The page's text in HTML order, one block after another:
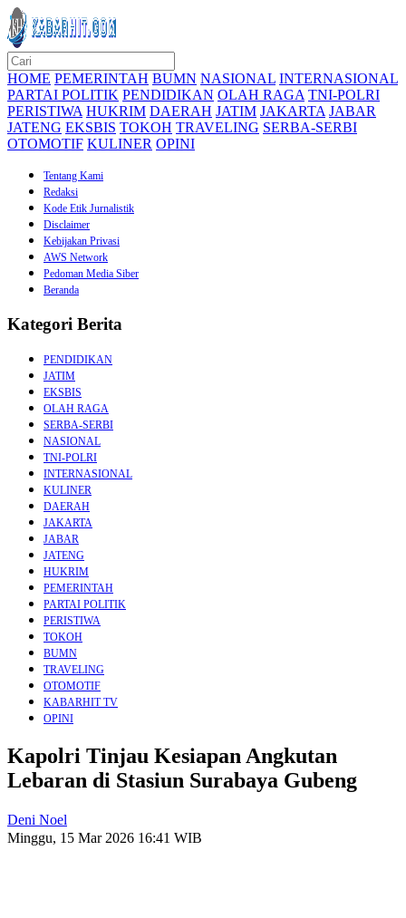
HOME PEMERINTAH BUMN NASIONAL INTERNASIONAL
PARTAI POLITIK PENDIDIKAN OLAH RAGA TNI-POLRI
PERISTIWA HUKRIM DAERAH JATIM JAKARTA JABAR
JATENG EKSBIS TOKOH TRAVELING SERBA-SERBI
OTOMOTIF KULINER OPINI
Tentang Kami
Redaksi
Kode Etik Jurnalistik
Disclaimer
Kebijakan Privasi
AWS Network
Pedoman Media Siber
Beranda
Kategori Berita
PENDIDIKAN
JATIM
EKSBIS
OLAH RAGA
SERBA-SERBI
NASIONAL
TNI-POLRI
INTERNASIONAL
KULINER
DAERAH
JAKARTA
JABAR
JATENG
HUKRIM
PEMERINTAH
PARTAI POLITIK
PERISTIWA
TOKOH
BUMN
TRAVELING
OTOMOTIF
KABARHIT TV
OPINI
Kapolri Tinjau Kesiapan Angkutan
Lebaran di Stasiun Surabaya Gubeng
Deni Noel
Minggu, 15 Mar 2026 16:41 WIB